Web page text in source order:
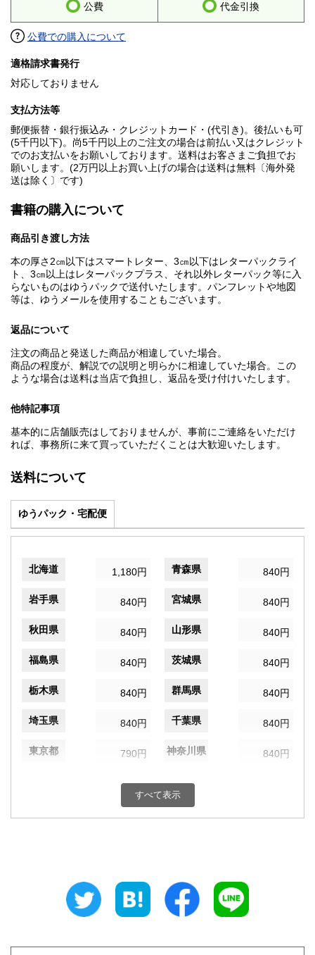
公費 代金引換
公費での購入について
適格請求書発行
対応しておりません
支払方法等
郵便振替・銀行振込み・クレジットカード・(代引き)。後払いも可
(5千円以下)。尚5千円以上のご注文の場合は前払い又はクレジット
でのお支払いをお願いしております。送料はお客さまご負担でお
願いします。(2万円以上お買い上げの場合は送料は無料〔海外発
送は除く〕です)
書籍の購入について
商品引き渡し方法
本の厚さ2㎝以下はスマートレター、3㎝以下はレターパックライ
ト、3㎝以上はレターパックプラス、それ以外レターパック等に入
らないものはゆうパックで送付いたします。パンフレットや地図
等は、ゆうメールを使用することもございます。
返品について
注文の商品と発送した商品が相違していた場合。
商品の程度が、解説での説明と明らかに相違していた場合。この
ような場合は送料は当店で負担し、返品を受け付けいたします。
他特記事項
基本的に店舗販売はしておりませんが、事前にご連絡をいただけ
れば、事務所に来て買っていただくことは大歓迎いたします。
送料について
ゆうパック・宅配便
北海道 1,180円 青森県 840円
岩手県 840円 宮城県 840円
秋田県 840円 山形県 840円
福島県 840円 茨城県 840円
栃木県 840円 群馬県 840円
埼玉県 840円 千葉県 840円
東京都 790円 神奈川県 840円
840円 富山県
840円 三重県
すべて表示